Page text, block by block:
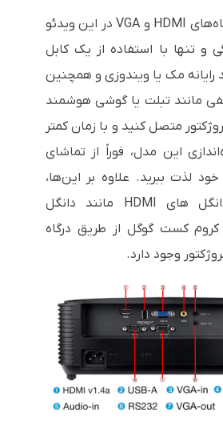
HDMI و VGAدر این ویدئو
و تنها با استفاده از یک کابل
رایانه مک یا ویندوزی و همچنین
مانند تبلت یا گوشی هوشمند
متصل کنید و با زمان کمتر
راه‌اندازی این مدل، فوراً از تماشای
لذت ببرید. علاوه بر این‌ها،
های HDMI مانند دانگل
کست گوگل از طریق درگاه
وجود دارد.